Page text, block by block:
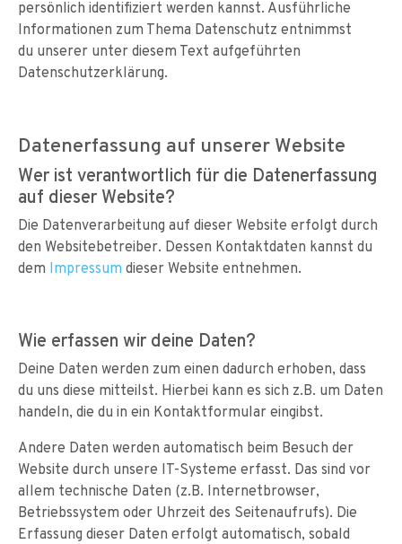
persönlich identifiziert werden kannst. Ausführliche
Informationen zum Thema Datenschutz entnimmst
du unserer unter diesem Text aufgeführten
Datenschutzerklärung.
Datenerfassung auf unserer Website
Wer ist verantwortlich für die Datenerfassung
auf dieser Website?
Die Datenverarbeitung auf dieser Website erfolgt durch
den Websitebetreiber. Dessen Kontaktdaten kannst du
dem Impressum dieser Website entnehmen.
Wie erfassen wir deine Daten?
Deine Daten werden zum einen dadurch erhoben, dass
du uns diese mitteilst. Hierbei kann es sich z.B. um Daten
handeln, die du in ein Kontaktformular eingibst.
Andere Daten werden automatisch beim Besuch der
Website durch unsere IT-Systeme erfasst. Das sind vor
allem technische Daten (z.B. Internetbrowser,
Betriebssystem oder Uhrzeit des Seitenaufrufs). Die
Erfassung dieser Daten erfolgt automatisch, sobald